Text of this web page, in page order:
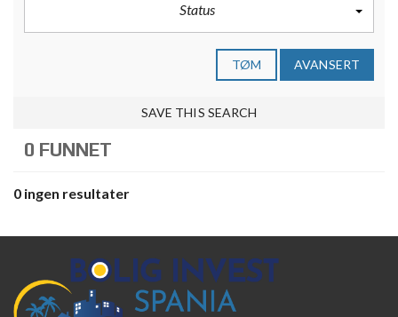
Status
TØM AVANSERT
SAVE THIS SEARCH
0 FUNNET
0 ingen resultater